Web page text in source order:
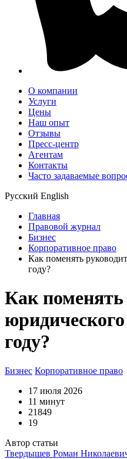
О компании
Услуги
Цены
Наш опыт
Отзывы
Пресс-центр
Агентам
Контакты
Часто задаваемые
Русский English
Главная
Правовой журнал
Бизнес
Корпоративное право
Как поменять
году?
Как поменять
году?
Бизнес Корпоративное право
17 июля 2026
11 минут
21849
19
Автор статьи
Твердышев Роман